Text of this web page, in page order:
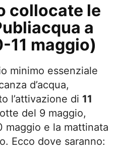
collocate le
a
11 maggio)
minimo essenziale
d’acqua,
l’attivazione di 11
del 9 maggio,
maggio e la mattinata
Ecco dove saranno: